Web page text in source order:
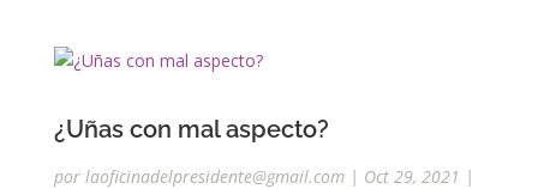
¿Uñas con mal aspecto?
por laoficinadelpresidente@gmail.com| Oct 29, 2021 |